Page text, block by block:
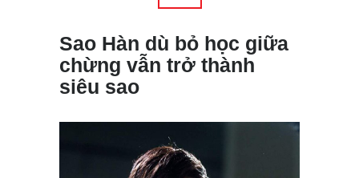
Sao Hàn dù bỏ học giữa
chừng vẫn trở thành
siêu sao